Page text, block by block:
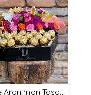
Deluxe Aranjman Tasarım